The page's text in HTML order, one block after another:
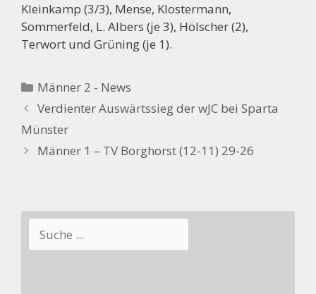
Kleinkamp (3/3), Mense, Klostermann,
Sommerfeld, L. Albers (je 3), Hölscher (2),
Terwort und Grüning (je 1).
Kategorien
Männer 2 - News
Verdienter Auswärtssieg der wJC bei Sparta
Münster
Männer 1 – TV Borghorst (12-11) 29-26